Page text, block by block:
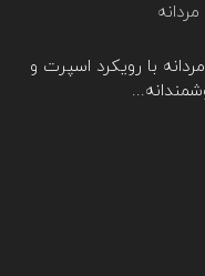
با رویکرد اسپرت و